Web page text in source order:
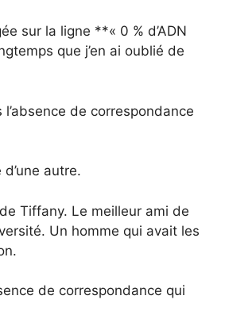
sur la ligne **« 0 % d’ADN
que j’en ai oublié de
l’absence de correspondance
d’une autre.
Tiffany. Le meilleur ami de
Un homme qui avait les
de correspondance qui